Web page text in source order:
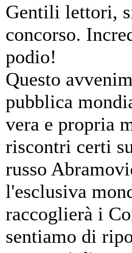
Gentili lettori,
concorso.
podio!
Questo
pubblica
vera e propria
riscontri certi
russo
l'esclusiva
raccoglierà i
sentiamo di